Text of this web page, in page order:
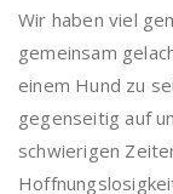
Wir haben viel
gemeinsam
einem Hund zu
gegenseitig auf
schwierigen